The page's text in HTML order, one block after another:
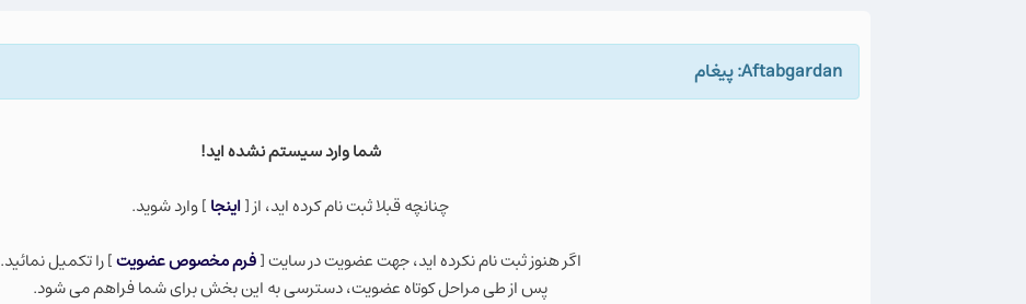
Aftabgardan: پيغام
شما وارد سيستم نشده ايد!
چنانچه قبلا ثبت نام كرده ايد، از [اينجا] وارد شويد.
اگر هنوز ثبت نام نكرده ايد، جهت عضویت در سایت [فرم مخصوص عضویت] را تکمیل نمائید.
پس از طی مراحل کوتاه عضویت، دسترسی به این بخش برای شما فراهم می شود.